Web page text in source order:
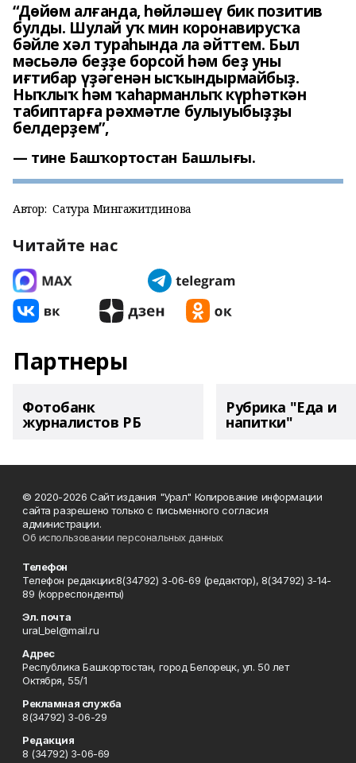
“Дөйөм алғанда, һөйләшеү бик позитив
булды. Шулай уҡ мин коронавирусҡа
бәйле хәл тураһында ла әйттем. Был
мәсьәлә беҙҙе борсой һәм беҙ уны
иғтибар үҙәгенән ысҡындырмайбыҙ.
Ныҡлыҡ һәм ҡаһарманлыҡ күрһәткән
табиптарға рәхмәтле булыуыбыҙҙы
белдерҙем”,
тине Башҡортостан Башлығы.
Автор: Сатура Мингажитдинова
Читайте нас
Партнеры
Фотобанк
журналистов РБ
Рубрика "Еда и
напитки"
© 2020-2026 Сайт издания "Урал" Копирование информации
сайта разрешено только с письменного согласия
администрации.
Об использовании персональных данных
Телефон
Телефон редакции:8(34792) 3-06-69 (редактор), 8(34792) 3-14-
89 (корреспонденты)
Эл. почта
ural_bel@mail.ru
Адрес
Республика Башкортостан, город Белорецк, ул. 50 лет
Октября, 55/1
Рекламная служба
8(34792) 3-06-29
Редакция
8 (34792) 3-06-69